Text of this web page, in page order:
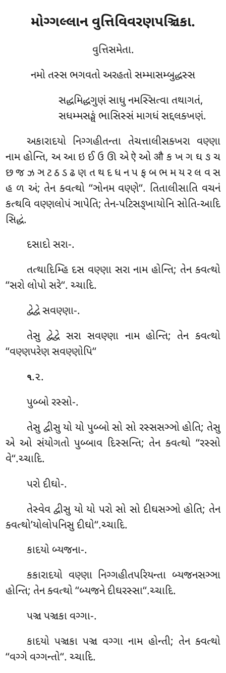
મોગ્ગલ્લાન વુત્તિવિવરણપઞ્ચિકા.
વુત્તિસમેતા.
નમો તસ્સ ભગવતો અરહતો સમ્માસમ્બુદ્ધસ્સ
સદ્ધમિદ્ધગુણં સાધુ નમસ્સિત્વા તથાગતં,
સધમ્મસઙ્ઘં ભાસિસ્સં માગધં સદ્દલક્ખણં.
અકારાદયો નિગ્ગહીતન્તા તેચત્તાલીસક્ખરા વણ્ણા
નામ હોન્તિ, અ આ ઇ ઈ ઉ ઊ એ ऐ ઓ औ ક ખ ગ ઘ ઙ ચ
છ જ ઝ ઞ ટ ઠ ડ ઢ ણ ત થ દ ધ ન પ ફ બ ભ મ ય ર લ વ સ
હ ળ અં; તેન ક્વત્થો ‘‘ઞોનમ વણ્ણે‘‘. તિતાલીસાતિ વચનં
કત્થવિ વણ્ણલોપં ઞાપેતિ; તેન-પટિસઙ્ખાયોનિ સોતિ-આદિ
સિદ્ધં.
દસાદોસરા-.
તત્થાદિમ્હિ દસ વણ્ણા સરા નામ હોન્તિ; તેન ક્વત્થો
‘‘સરો લોપો સરે‘‘. ચ્ચાદિ.
દ્વેદ્વે સવણ્ણા-.
તેસુ દ્વેદ્વે સરા સવણ્ણા નામ હોન્તિ; તેન ક્વત્થો
‘‘વણ્ણપરેણ સવણ્ણોપિ‘‘
૧.૨.
પુબ્બોરસ્સો-.
તેસુ દ્વીસુ યો યો પુબ્બો સો સો રસ્સસઞ્ઞો હોતિ; તેસુ
એ ઓ સંયોગતો પુબ્બાવ દિસ્સન્તિ; તેન ક્વત્થો ‘‘રસ્સો
વે‘‘.ચ્ચાદિ.
પરો દીઘો-.
તેસ્વેવ દ્વીસુ યો યો પરો સો સો દીઘસઞ્ઞો હોતિ; તેન
ક્વત્થો’યોલોપનિસુ દીઘો‘‘.ચ્ચાદિ.
કાદયો બ્યજના-.
કકારાદયો વણ્ણા નિગ્ગહીતપરિયન્તા બ્યજનસઞ્ઞા
હોન્તિ; તેન ક્વત્થો ‘‘બ્યજને દીઘરસ્સા‘‘.ચ્ચાદિ.
પઞ્ચ પઞ્ચકા વગ્ગા-.
કાદયો પઞ્ચકા પઞ્ચ વગ્ગા નામ હોન્તી; તેન ક્વત્થો
‘‘વગ્ગે વગ્ગન્તો‘‘. ચ્ચાદિ.